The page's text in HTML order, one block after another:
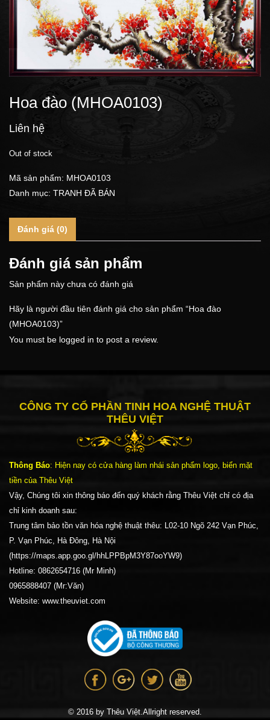
Hoa đào (MHOA0103)
Liên hệ
Out of stock
Mã sản phẩm: MHOA0103
Danh mục: TRANH ĐÃ BÁN
Đánh giá (0)
Đánh giá sản phẩm
Sản phẩm này chưa có đánh giá
Hãy là người đầu tiên đánh giá cho sản phẩm “Hoa đào
(MHOA0103)”
You must be logged in to post a review.
CÔNG TY CỔ PHẦN TINH HOA NGHỆ THUẬT
THÊU VIỆT
Thông Báo: Hiện nay có cửa hàng làm nhái sản phẩm logo, biển mặt
tiền của Thêu Việt
Vậy, Chúng tôi xin thông báo đến quý khách rằng Thêu Việt chỉ có địa
chỉ kinh doanh sau:
Trung tâm bảo tồn văn hóa nghệ thuật thêu: L02-10 Ngõ 242 Vạn Phúc,
P. Vạn Phúc, Hà Đông, Hà Nội
(https://maps.app.goo.gl/hhLPPBpM3Y87ooYW9)
Hotline: 0862654716 (Mr Minh)
0965888407 (Mr:Văn)
Website: www.theuviet.com
© 2016 by Thêu Việt.Allright reserved.